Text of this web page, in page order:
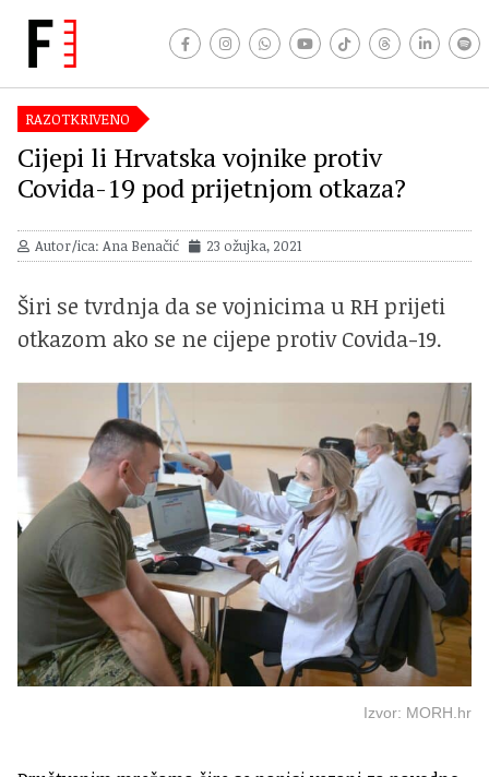
RAZOTKRIVENO
Cijepi li Hrvatska vojnike protiv
Covida-19 pod prijetnjom otkaza?
Autor/ica: Ana Benačić 23 ožujka, 2021
Širi se tvrdnja da se vojnicima u RH prijeti
otkazom ako se ne cijepe protiv Covida-19.
Izvor: MORH.hr